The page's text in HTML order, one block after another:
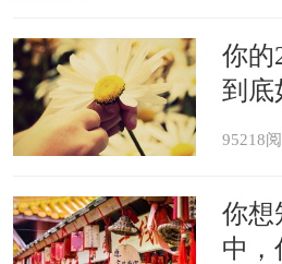
俗话说太岁当头坐，无喜必
以办喜事，比如结婚生子、或者乔
降低冲太岁带来的影响。如果没
备，迎接不好的事情法发生。属猴
与伴侣感情不稳定，分分合合最
欢
你的
到底
95218
你想
中，